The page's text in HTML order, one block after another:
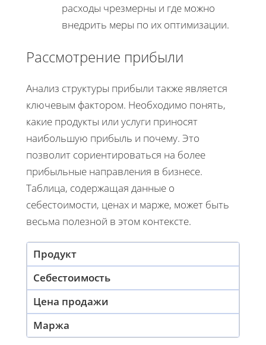
расходы чрезмерны и где можно
внедрить меры по их оптимизации.
Рассмотрение прибыли
Анализ структуры прибыли также является
ключевым фактором. Необходимо понять,
какие продукты или услуги приносят
наибольшую прибыль и почему. Это
позволит сориентироваться на более
прибыльные направления в бизнесе.
Таблица, содержащая данные о
себестоимости, ценах и марже, может быть
весьма полезной в этом контексте.
Продукт
Себестоимость
Цена продажи
Маржа